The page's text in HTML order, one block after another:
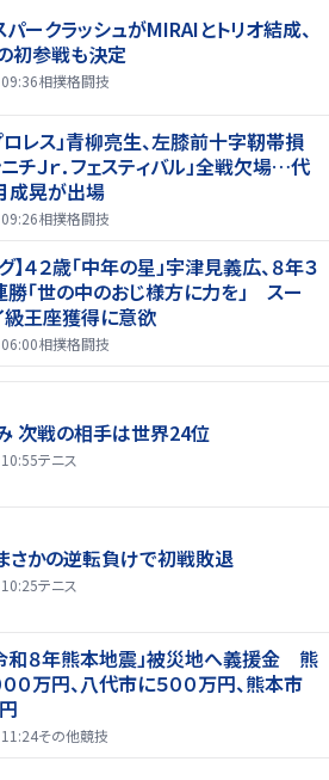
パークラッシュがMIRAIとトリオ結成、
初参戦も決定
相撲格闘技
ロレス」青柳亮生、左膝前十字靭帯損
チＪｒ．フェスティバル」全戦欠場…代
成晃が出場
相撲格闘技
】４２歳「中年の星」宇津見義広、８年３
勝「世の中のおじ様方に力を」 スー
級王座獲得に意欲
相撲格闘技
次戦の相手は世界24位
テニス
さかの逆転負けで初戦敗退
テニス
令和８年熊本地震」被災地へ義援金 熊
０万円、八代市に５００万円、熊本市
その他競技